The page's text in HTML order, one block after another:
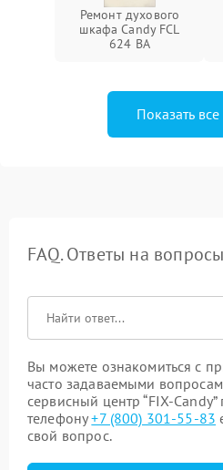
Ремонт духового
шкафа Candy FCL
624 BA
Показать
FAQ. Ответы на вопросы
Вы можете ознакомиться с
часто задаваемыми
сервисный центр “FIX-
телефону+7 (800) 301-55-83
свой вопрос.